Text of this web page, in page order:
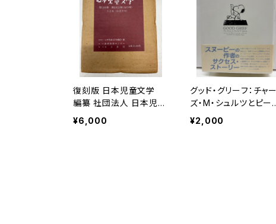
復刻版 日本児童文学
編纂 社団法人 日本児童
文学者協会 第1次8冊
と第2次11冊の計19冊が、
¥6,000
グッド・グリーフ：チャ
ズ・M・シュルツとピー
ッツの世界 リタ・グリ
ズリィ・ジョンスン 越
¥2,000